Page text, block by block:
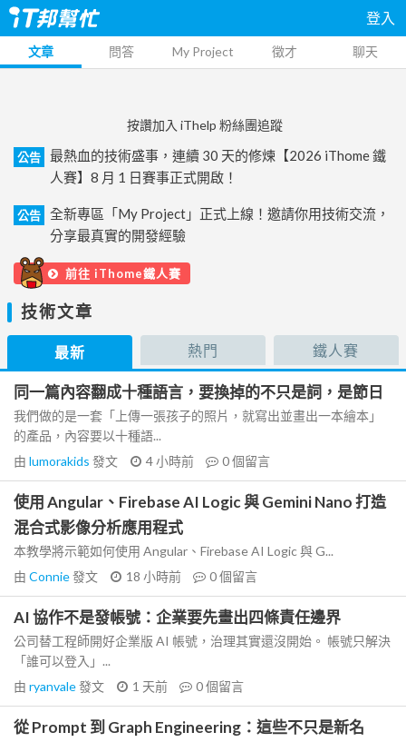
登入
文章 問答 My Project 徵才 聊天
按讚加入 iThelp 粉絲團追蹤
公告
最熱血的技術盛事，連續 30 天的修煉【2026 iThome 鐵
人賽】8 月 1 日賽事正式開啟！
公告
全新專區「My Project」正式上線！邀請你用技術交流，
分享最真實的開發經驗
前往 iThome鐵人賽
技術文章
最新 熱門 鐵人賽
同一篇內容翻成十種語言，要換掉的不只是詞，是節日
我們做的是一套「上傳一張孩子的照片，就寫出並畫出一本繪本」
的產品，內容要以十種語...
由 lumorakids 發文 4 小時前 0個留言
使用 Angular、Firebase AI Logic 與 Gemini Nano 打造
混合式影像分析應用程式
本教學將示範如何使用 Angular、Firebase AI Logic 與 G...
由 Connie發文 18 小時前 0個留言
AI 協作不是發帳號：企業要先畫出四條責任邊界
公司替工程師開好企業版 AI 帳號，治理其實還沒開始。 帳號只解決
「誰可以登入」...
由 ryanvale發文 1 天前 0個留言
從 Prompt 到 Graph Engineering：這些不只是新名